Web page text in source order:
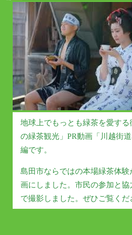
地球上でもっとも緑茶を愛する
の緑茶観光」PR動画「川越街道
編です。
島田市ならではの本場緑茶体験
画にしました。市民の参加と
で撮影しました。ぜひご覧くだ